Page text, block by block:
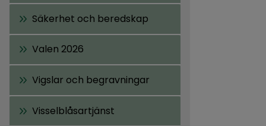
Säkerhet och beredskap
Valen 2026
Vigslar och begravningar
Visselblåsartjänst